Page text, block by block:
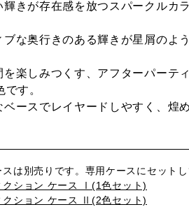
輝きが存在感を放つスパークルカ
ブな奥行きのある輝きが星屑のよ
を楽しみつくす、アフターパーテ
です。
ベースでレイヤードしやすく、煌
は別売りです。専用ケースにセットし
クション ケース Ⅰ(1色セット)
クション ケース Ⅱ(2色セット)